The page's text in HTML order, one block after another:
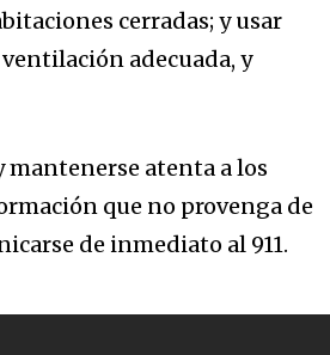
cerradas; y usar
adecuada, y
mantenerse atenta a los
que no provenga de
de inmediato al 911.